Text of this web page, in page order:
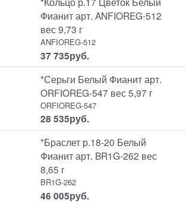
Фианит арт. ANFIOREG-512
вес 9,73 г
ANFIOREG-512
37 735руб.
*Серьги Белый Фианит арт.
ORFIOREG-547 вес 5,97 г
ORFIOREG-547
28 535руб.
*Браслет р.18-20 Белый
Фианит арт. BR1G-262 вес
8,65 г
BR1G-262
46 005руб.